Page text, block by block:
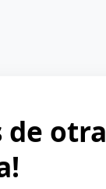
de otra